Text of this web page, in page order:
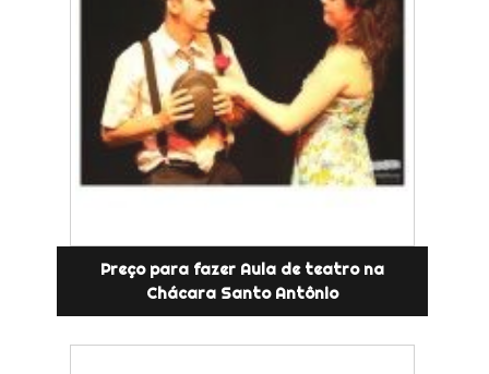
Preço para fazer Aula de teatro na
Chácara Santo Antônio